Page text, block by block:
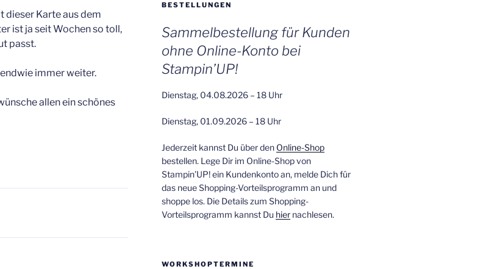
dieser Karte aus dem
ist ja seit Wochen so toll,
passt.
immer weiter.
allen ein schönes
BESTELLUNGEN
Sammelbestellung für Kunden
ohne Online-Konto bei
Stampin’UP!
Dienstag, 04.08.2026 – 18 Uhr
Dienstag, 01.09.2026 – 18 Uhr
Jederzeit kannst Du über den Online-Shop
bestellen. Lege Dir im Online-Shop von
Stampin’UP! ein Kundenkonto an, melde Dich für
das neue Shopping-Vorteilsprogramm an und
shoppe los. Die Details zum Shopping-
Vorteilsprogramm kannst Du hiernachlesen.
WORKSHOPTERMINE